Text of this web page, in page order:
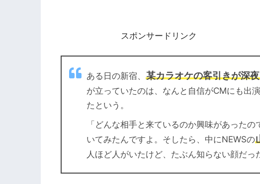
スポンサードリンク
ある日の新宿、 某カラオケの客引きが深
が立っていたのは、なんと自信がCMにも出
たという。
「どんな相手と来ているのか興味があった
いてみたんですよ。そしたら、中にNEWSの
人ほど人がいたけど、たぶん知らない顔だっ